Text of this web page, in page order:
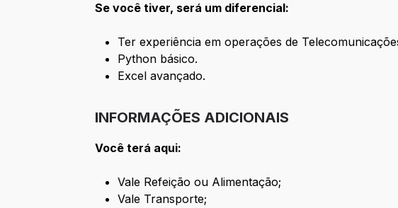
Se você tiver, será um diferencial:
Ter experiência em operações de
Python básico.
Excel avançado.
INFORMAÇÕES ADICIONAIS
Você terá aqui:
Vale Refeição ou Alimentação;
Vale Transporte;